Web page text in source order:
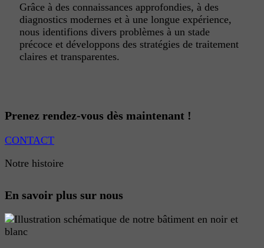
Grâce à des connaissances approfondies, à des
diagnostics modernes et à une longue expérience,
nous identifions divers problèmes à un stade
précoce et développons des stratégies de traitement
claires et transparentes.
Prenez rendez-vous dès maintenant !
CONTACT
Notre histoire
En savoir plus sur nous